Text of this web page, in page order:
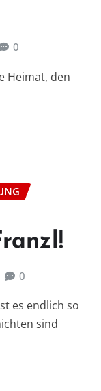
0
Heimat, den
0
es endlich so
sind